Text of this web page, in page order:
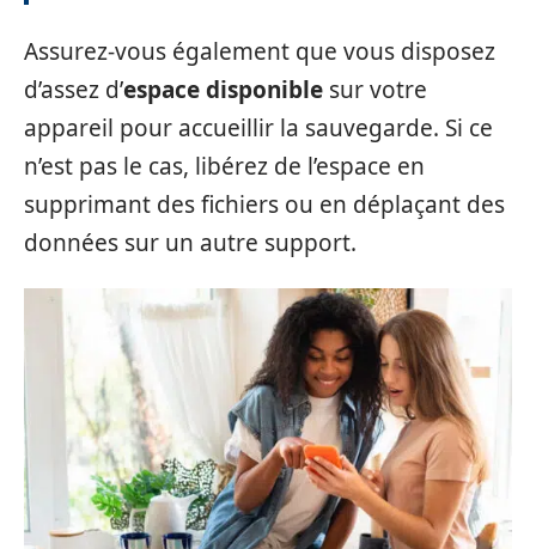
Assurez-vous également que vous disposez
d’assez d’espace disponible sur votre
appareil pour accueillir la sauvegarde. Si ce
n’est pas le cas, libérez de l’espace en
supprimant des fichiers ou en déplaçant des
données sur un autre support.